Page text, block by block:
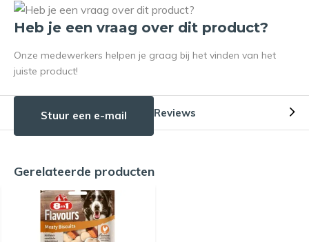
Heb je een vraag over dit product?
Onze medewerkers helpen je graag bij het vinden van het
juiste product!
Stuur een e-mail Reviews
Gerelateerde producten